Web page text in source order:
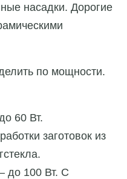
насадки. Дорогие
по мощности.
60 Вт.
заготовок из
до 100 Вт. С